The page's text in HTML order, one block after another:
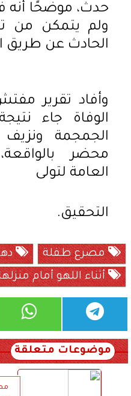
حدث، موضحًا أنه
ولم يتمكن من
الحادث عن طريق
وأفاد تقرير
الوفاة جاء
الجمجمة ونزيف
محضر
العامة لتولى
التحقيق.
مصرع طفلة
أثناء اللهو أمام
موضوعات متعلقة